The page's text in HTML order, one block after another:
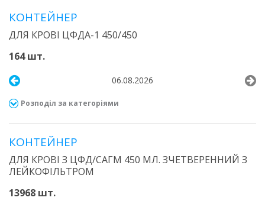
КОНТЕЙНЕР
ДЛЯ КРОВІ ЦФДА-1 450/450
164 шт.
06.08.2026
Розподіл за категоріями
КОНТЕЙНЕР
ДЛЯ КРОВІ З ЦФД/САГМ 450 МЛ. ЗЧЕТВЕРЕННИЙ З
ЛЕЙКОФІЛЬТРОМ
13968 шт.